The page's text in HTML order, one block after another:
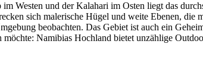
Westen und der Kalahari im Osten liegt das
sich malerische Hügel und weite Ebenen,
beobachten. Das Gebiet ist auch ein
möchte: Namibias Hochland bietet unzählige